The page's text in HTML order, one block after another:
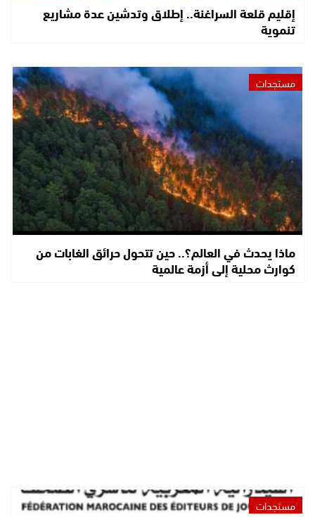
إقليم قلعة السراغنة.. إطلاق وتدشين عدة مشاريع
تنموية
مستجدات
ماذا يحدث في العالم؟.. حين تتحول حرائق الغابات من
كوارث محلية إلى أزمة عالمية
مستجدات